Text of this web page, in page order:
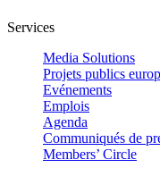
Services
Media Solutions
Projets publics
Evénements
Emplois
Agenda
Communiqués de
Members’ Circle